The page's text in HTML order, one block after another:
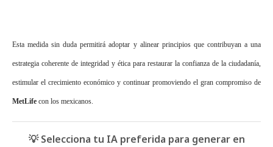
Esta medida sin duda permitirá adoptar y alinear principios que contribuyan a una
estrategia coherente de integridad y ética para restaurar la confianza de la ciudadanía,
estimular el crecimiento económico y continuar promoviendo el gran compromiso de
MetLife con los mexicanos.
💡 Selecciona tu IA preferida para generar en